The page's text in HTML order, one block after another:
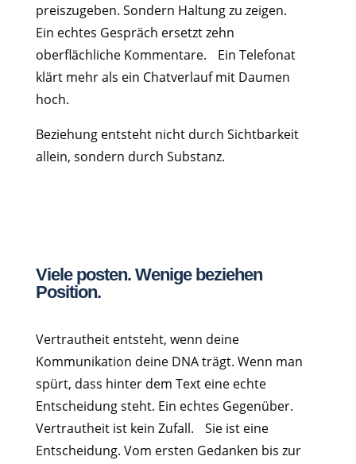
preiszugeben. Sondern Haltung zu zeigen.
Ein echtes Gespräch ersetzt zehn
oberflächliche Kommentare. Ein Telefonat
klärt mehr als ein Chatverlauf mit Daumen
hoch.
Beziehung entsteht nicht durch Sichtbarkeit
allein, sondern durch Substanz.
Viele posten. Wenige beziehen
Position.
Vertrautheit entsteht, wenn deine
Kommunikation deine DNA trägt. Wenn man
spürt, dass hinter dem Text eine echte
Entscheidung steht. Ein echtes Gegenüber.
Vertrautheit ist kein Zufall. Sie ist eine
Entscheidung. Vom ersten Gedanken bis zur